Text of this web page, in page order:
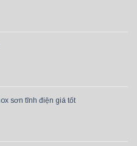
sơn tĩnh điện giá tốt